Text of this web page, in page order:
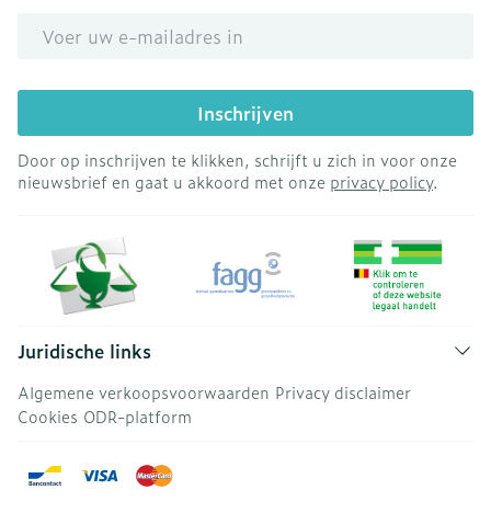
Inschrijven
Door op inschrijven te klikken, schrijft u zich in voor onze
nieuwsbrief en gaat u akkoord met onze privacy policy.
Juridische links
Algemene verkoopsvoorwaarden Privacy disclaimer
Cookies ODR-platform